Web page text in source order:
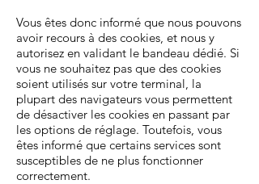
Vous êtes donc informé que nous pouvons
avoir recours à des cookies, et nous y
autorisez en validant le bandeau dédié. Si
vous ne souhaitez pas que des cookies
soient utilisés sur votre terminal, la
plupart des navigateurs vous permettent
de désactiver les cookies en passant par
les options de réglage. Toutefois, vous
êtes informé que certains services sont
susceptibles de ne plus fonctionner
correctement.